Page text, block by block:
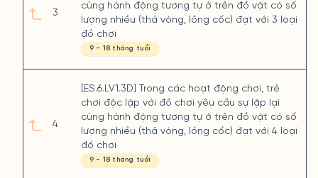
3
4
cùng hành động tương tự ở trên đồ vật có số
lượng nhiều (thả vòng, lồng cốc) đạt với 3 loại
đồ chơi
9 - 18 tháng tuổi
[ES.6.LV1.3D] Trong các hoạt động chơi, trẻ
chơi độc lập với đồ chơi yêu cầu sự lặp lại
cùng hành động tương tự ở trên đồ vật có số
lượng nhiều (thả vòng, lồng cốc) đạt với 4 loại
đồ chơi
9 - 18 tháng tuổi